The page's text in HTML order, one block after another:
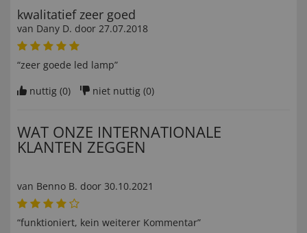
kwalitatief zeer goed
van Dany D. door 27.07.2018
“zeer goede led lamp”
nuttig (0) niet nuttig (0)
WAT ONZE INTERNATIONALE
KLANTEN ZEGGEN
van Benno B. door 30.10.2021
“funktioniert, kein weiterer Kommentar”